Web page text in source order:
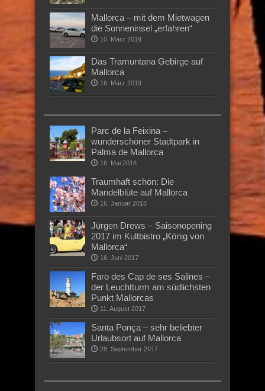
Mallorca – mit dem Mietwagen
die Sonneninsel „erfahren“
10. März 2019
Das Tramuntana Gebirge auf
Mallorca
16. März 2019
Parc de la Feixina –
wunderschöner Stadtpark in
Palma de Mallorca
16. Mai 2018
Traumhaft schön: Die
Mandelblüte auf Mallorca
16. Januar 2018
Jürgen Drews – Saisonopening
2017 im Kultbistro „König von
Mallorca“
18. Juni 2017
Faro des Cap de ses Salines –
der Leuchtturm am südlichsten
Punkt Mallorcas
11. August 2017
Santa Ponça – sehr beliebter
Urlaubsort auf Mallorca
28. September 2017